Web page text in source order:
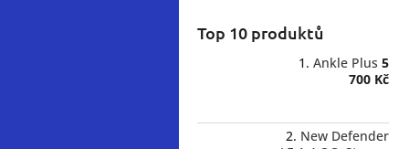
Top 10 produktů
Ankle Plus 5
700 Kč
New Defender